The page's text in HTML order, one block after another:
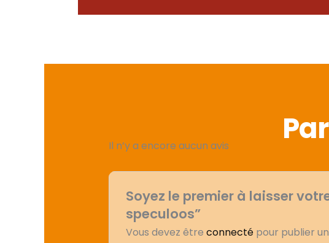
Il n’y a encore aucun avis
Soyez le premier à laisser
speculoos”
Vous devez être connectépour publier un